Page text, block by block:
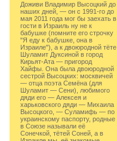
Доживи Владимир Высоцкий до
наших дней, — он с 1991-го до
мая 2011 года мог бы заехать в
гости в Израиль ну не к
бабушке (помните его строчку
"Я еду к бабушке, она в
Израиле"), а к двоюродной тёте
Шуламит Дуксиной в город
Кирьят-Ата — пригород
Хайфы. Она была двоюродной
сестрой Высоцких: москвичей
— отца поэта Семёна (для
Шуламит — Сени), любимого
дяди его — Алексея и
харьковского дяди — Михаила
Высоцкого, — Суламифь — по
украинскому паспорту, родные
в Союзе называли её
Сонечкой, тётей Соней, а в